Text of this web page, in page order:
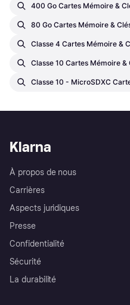
400 Go Cartes Mémoire &
80 Go Cartes Mémoire &
Classe 4 Cartes Mémoire &
Classe 10 Cartes Mémoire &
Classe 10 - MicroSDXC
Klarna
À propos de nous
Carrières
Aspects juridiques
Presse
Confidentialité
Sécurité
La durabilité